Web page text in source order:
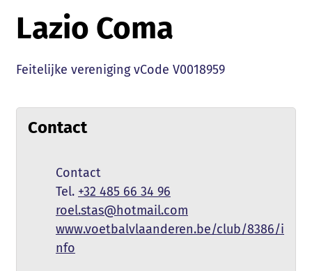
Lazio Coma
Type
Feitelijke vereniging vCode V0018959
Contact
NaamContact
+32 485 66 34 96
E-mailroel.stas@hotmail.com
Websitewww.voetbalvlaanderen.be/club/8386/i
nfo